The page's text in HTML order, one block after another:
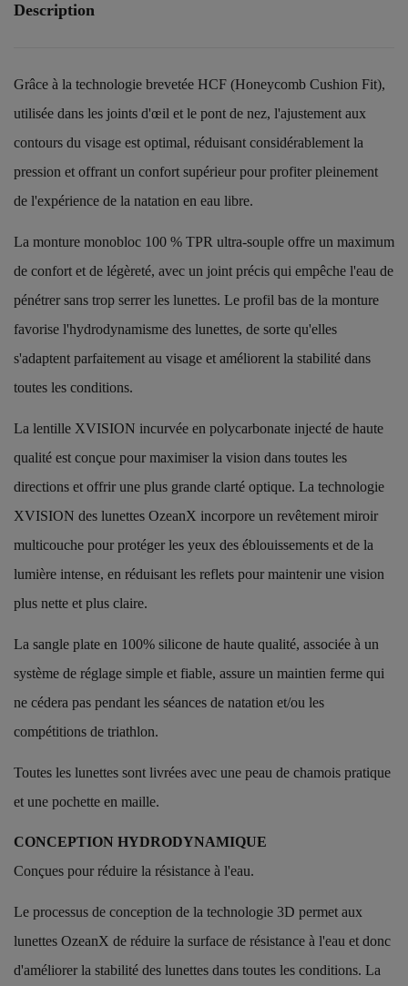
Description
Grâce à la technologie brevetée HCF (Honeycomb Cushion Fit),
utilisée dans les joints d'œil et le pont de nez, l'ajustement aux
contours du visage est optimal, réduisant considérablement la
pression et offrant un confort supérieur pour profiter pleinement
de l'expérience de la natation en eau libre.
La monture monobloc 100 % TPR ultra-souple offre un maximum
de confort et de légèreté, avec un joint précis qui empêche l'eau de
pénétrer sans trop serrer les lunettes. Le profil bas de la monture
favorise l'hydrodynamisme des lunettes, de sorte qu'elles
s'adaptent parfaitement au visage et améliorent la stabilité dans
toutes les conditions.
La lentille XVISION incurvée en polycarbonate injecté de haute
qualité est conçue pour maximiser la vision dans toutes les
directions et offrir une plus grande clarté optique. La technologie
XVISION des lunettes OzeanX incorpore un revêtement miroir
multicouche pour protéger les yeux des éblouissements et de la
lumière intense, en réduisant les reflets pour maintenir une vision
plus nette et plus claire.
La sangle plate en 100% silicone de haute qualité, associée à un
système de réglage simple et fiable, assure un maintien ferme qui
ne cédera pas pendant les séances de natation et/ou les
compétitions de triathlon.
Toutes les lunettes sont livrées avec une peau de chamois pratique
et une pochette en maille.
CONCEPTION HYDRODYNAMIQUE
Conçues pour réduire la résistance à l'eau.
Le processus de conception de la technologie 3D permet aux
lunettes OzeanX de réduire la surface de résistance à l'eau et donc
d'améliorer la stabilité des lunettes dans toutes les conditions. La